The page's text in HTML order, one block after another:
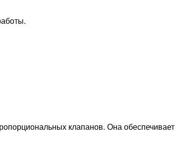
клапанов. Она обеспечивает